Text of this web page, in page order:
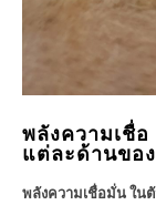
พลังความเชื่
แต่ละด้านขอ
พลังความเชื่อมั่น ใน